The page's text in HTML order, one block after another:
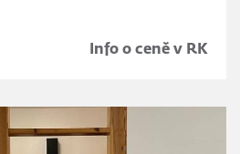
Info o ceně v RK